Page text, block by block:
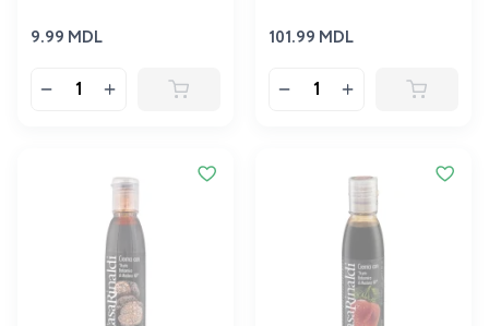
9.99 MDL 101.99 MDL